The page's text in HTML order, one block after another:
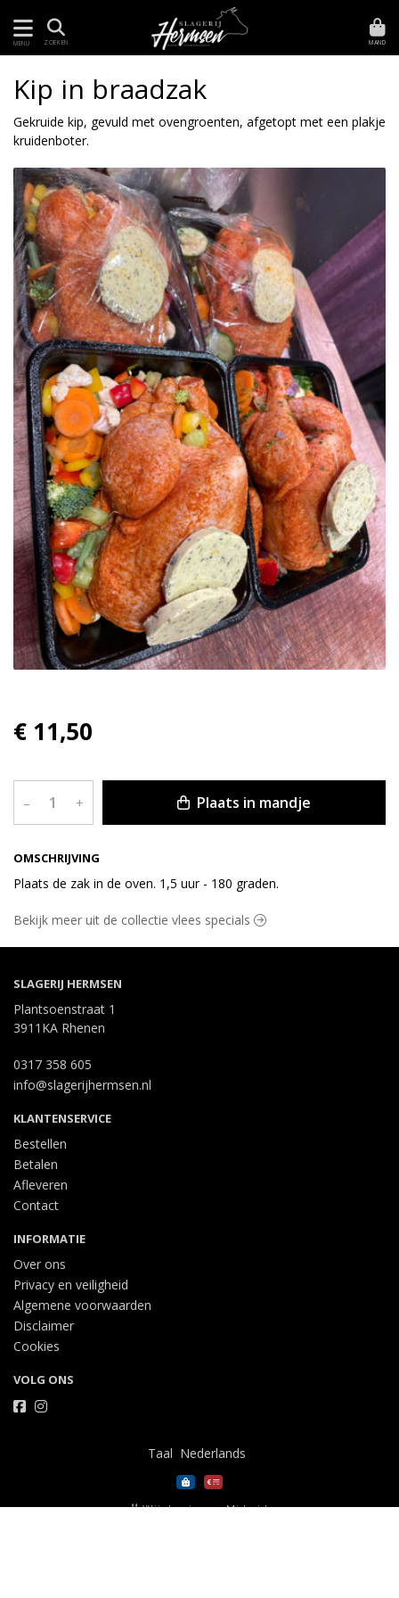
MENU ZOEKEN MAND
OMSCHRIJVING
Plaats de zak in de oven. 1,5 uur - 180 graden.
Kip in braadzak
Gekruide kip, gevuld met ovengroenten, afgetopt met een plakje
kruidenboter.
€ 11,50
– + Plaats in mandje
Bekijk meer uit de collectie vlees specials
SLAGERIJ HERMSEN
Plantsoenstraat 1
3911KA Rhenen
0317 358 605
info@slagerijhermsen.nl
KLANTENSERVICE
Bestellen
Betalen
Afleveren
Contact
INFORMATIE
Over ons
Privacy en veiligheid
Algemene voorwaarden
Disclaimer
Cookies
VOLG ONS
Taal
Wij draaien op Midmid